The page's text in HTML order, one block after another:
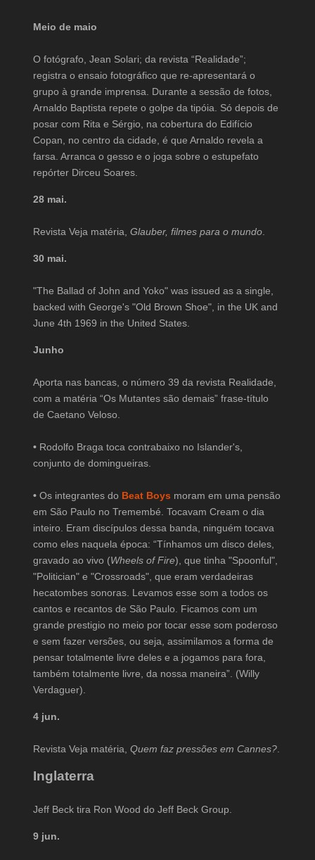
Meio de maio
O fotógrafo, Jean Solari; da revista “Realidade”;
registra o ensaio fotográfico que re-apresentará o
grupo à grande imprensa. Durante a sessão de fotos,
Arnaldo Baptista repete o golpe da tipóia. Só depois de
posar com Rita e Sérgio, na cobertura do Edifício
Copan, no centro da cidade, é que Arnaldo revela a
farsa. Arranca o gesso e o joga sobre o estupefato
repórter Dirceu Soares.
28 mai.
Revista Veja matéria, Glauber, filmes para o mundo.
30 mai.
"The Ballad of John and Yoko" was issued as a single,
backed with George's "Old Brown Shoe", in the UK and
June 4th 1969 in the United States.
Junho
Aporta nas bancas, o número 39 da revista Realidade,
com a matéria “Os Mutantes são demais” frase-título
de Caetano Veloso.
• Rodolfo Braga toca contrabaixo no Islander's,
conjunto de domingueiras.
• Os integrantes do Beat Boys moram em uma pensão
em São Paulo no Tremembé. Tocavam Cream o dia
inteiro. Eram discípulos dessa banda, ninguém tocava
como eles naquela época: “Tínhamos um disco deles,
gravado ao vivo (Wheels of Fire), que tinha "Spoonful",
"Politician" e "Crossroads", que eram verdadeiras
hecatombes sonoras. Levamos esse som a todos os
cantos e recantos de São Paulo. Ficamos com um
grande prestigio no meio por tocar esse som poderoso
e sem fazer versões, ou seja, assimilamos a forma de
pensar totalmente livre deles e a jogamos para fora,
também totalmente livre, da nossa maneira”. (Willy
Verdaguer).
4 jun.
Revista Veja matéria, Quem faz pressões em Cannes?.
Inglaterra
Jeff Beck tira Ron Wood do Jeff Beck Group.
9 jun.